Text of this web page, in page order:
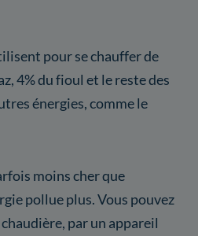
pour se chauffer de
4% du fioul et le reste des
énergies, comme le
moins cher que
pollue plus. Vous pouvez
par un appareil